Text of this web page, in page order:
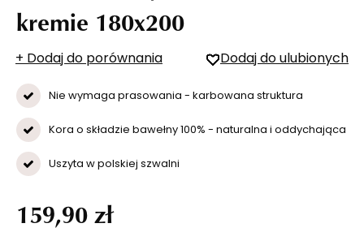
kremie 180x200
+ Dodaj do porównania Dodaj do ulubionych
Nie wymaga prasowania - karbowana struktura
Kora o składzie bawełny 100% - naturalna i oddychająca
Uszyta w polskiej szwalni
159,90 zł